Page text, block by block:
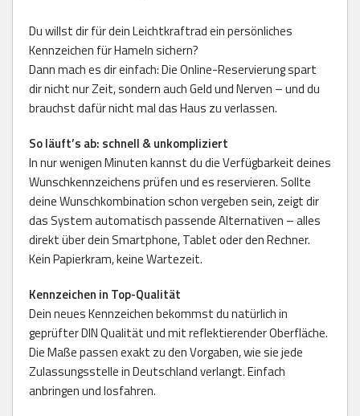
Du willst dir für dein Leichtkraftrad ein persönliches
Kennzeichen für Hameln sichern?
Dann mach es dir einfach: Die Online-Reservierung spart
dir nicht nur Zeit, sondern auch Geld und Nerven – und du
brauchst dafür nicht mal das Haus zu verlassen.
So läuft’s ab: schnell & unkompliziert
In nur wenigen Minuten kannst du die Verfügbarkeit deines
Wunschkennzeichens prüfen und es reservieren. Sollte
deine Wunschkombination schon vergeben sein, zeigt dir
das System automatisch passende Alternativen – alles
direkt über dein Smartphone, Tablet oder den Rechner.
Kein Papierkram, keine Wartezeit.
Kennzeichen in Top-Qualität
Dein neues Kennzeichen bekommst du natürlich in
geprüfter DIN Qualität und mit reflektierender Oberfläche.
Die Maße passen exakt zu den Vorgaben, wie sie jede
Zulassungsstelle in Deutschland verlangt. Einfach
anbringen und losfahren.